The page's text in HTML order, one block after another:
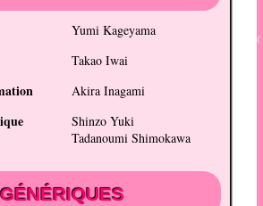
Yumi Kageyama
Takao Iwai
Akira Inagami
Shinzo Yuki
Tadanoumi Shimokawa
GÉNÉRIQUES